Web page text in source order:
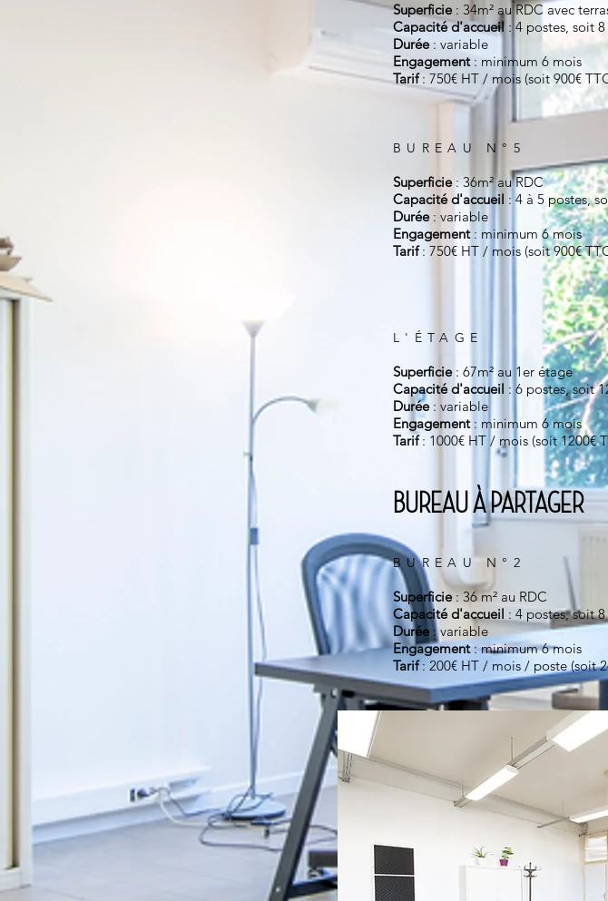
Superficie : 34m² au RDCavec
Capacité d'accueil : 4 postes, soit
Durée : variable
Engagement: minimum 6 mois
Tarif: 750€ HT / mois (soit 900€
BUR EAU N°5
Superficie : 36m² au RDC
Capacité d'accueil : 4 à 5 postes,
Durée : variable
Engagement: minimum 6 mois
Tarif: 750€ HT / mois (soit 900€
L'ÉTAGE
Superficie : 67m² au 1er étage
Capacité d'accueil : 6 postes, soit
Durée : variable
Engagement: minimum 6 mois
Tarif: 1000€ HT / mois (soit 1200€
BUREAU À PARTAGER
BUR EAU N°2
Superficie: 36 m² au RDC
Capacité d'accueil : 4 postes, soit
Durée : variable
Engagement: minimum 6 mois
Tarif: 200€ HT / mois / poste (soit